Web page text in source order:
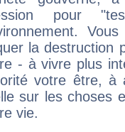
pour
la destruction
- à vivre plus
votre être, à
sur les choses
vie.